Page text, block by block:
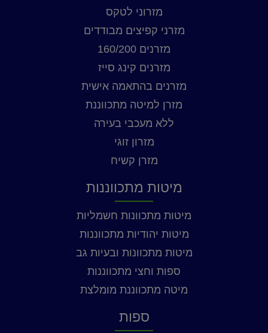
מזרוני לטקס
מזרני קפיצים מבודדים
מזרנים 160/200
מזרנים קינג סייז
מזרנים בהתאמה אישית
מזרן למיטה מתכווננת
ללא מעכבי בעירה
מזרון זוגי
מזרן קשיח
מיטות מתכווננות
מיטות מתכוונות חשמליות
מיטות יהודיות מתכווננות
מיטות מתכוונות ובעיות גב
ספות וחצי מתכווננות
מיטה מתכווננת מומלצת
ספות